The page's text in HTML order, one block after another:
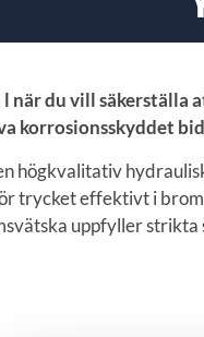
l när du vill
korrosionsskyddet
högkvalitativ
trycket effektivt i
uppfyller